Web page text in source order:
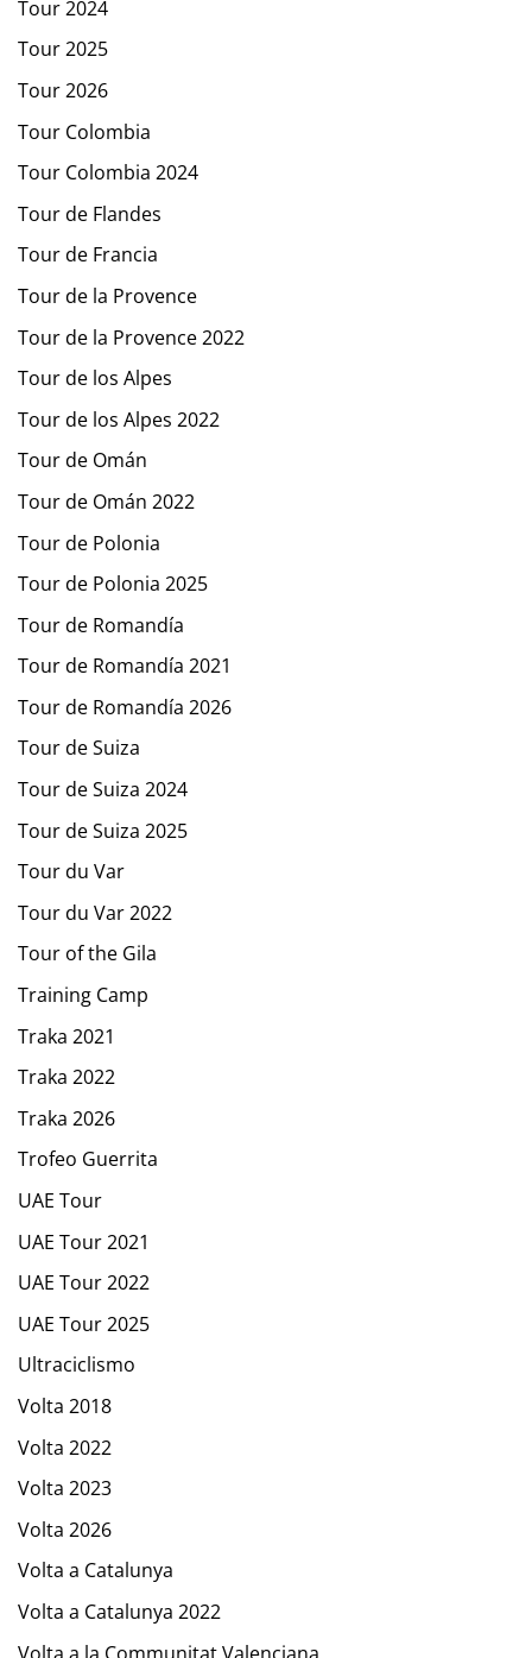
Tour 2024
Tour 2025
Tour 2026
Tour Colombia
Tour Colombia 2024
Tour de Flandes
Tour de Francia
Tour de la Provence
Tour de la Provence 2022
Tour de los Alpes
Tour de los Alpes 2022
Tour de Omán
Tour de Omán 2022
Tour de Polonia
Tour de Polonia 2025
Tour de Romandía
Tour de Romandía 2021
Tour de Romandía 2026
Tour de Suiza
Tour de Suiza 2024
Tour de Suiza 2025
Tour du Var
Tour du Var 2022
Tour of the Gila
Training Camp
Traka 2021
Traka 2022
Traka 2026
Trofeo Guerrita
UAE Tour
UAE Tour 2021
UAE Tour 2022
UAE Tour 2025
Ultraciclismo
Volta 2018
Volta 2022
Volta 2023
Volta 2026
Volta a Catalunya
Volta a Catalunya 2022
Volta a la Communitat Valenciana